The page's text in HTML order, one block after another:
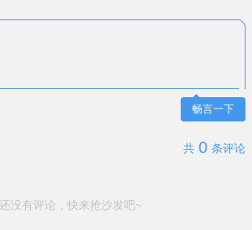
畅言一下
共 0 条评论
还没有评论，快来抢沙发吧~